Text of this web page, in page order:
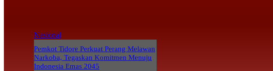
Nasional
Pemkot Tidore Perkuat Perang Melawan
Narkoba, Tegaskan Komitmen Menuju
Indonesia Emas 2045